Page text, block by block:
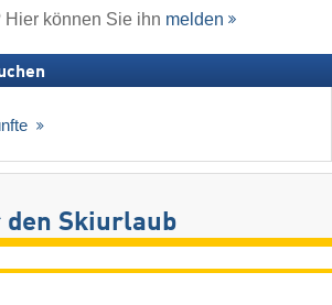
Hier können Sie ihn melden
den Skiurlaub